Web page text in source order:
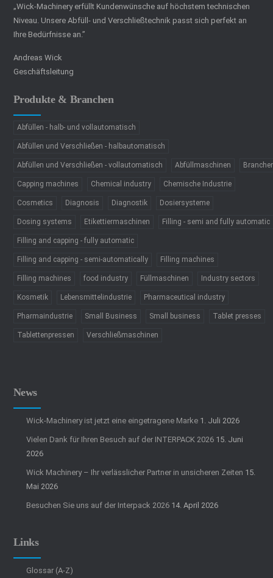
„Wick-Machinery erfüllt Kundenwünsche auf höchstem technischen
Niveau. Unsere Abfüll- und Verschließtechnik passt sich perfekt an
Ihre Bedürfnisse an.”
Andreas Wick
Geschäftsleitung
Produkte & Branchen
Abfüllen - halb- und vollautomatisch
Abfüllen und Verschließen - halbautomatisch
Abfüllen und Verschließen - vollautomatisch Abfüllmaschinen
Capping machines Chemical industry Chemische Industrie
Cosmetics Diagnosis Diagnostik Dosiersysteme
Dosing systems Etikettiermaschinen Filling - semi and fully automatic
Filling and capping - fully automatic
Filling and capping - semi-automatically Filling machines
Filling machines food industry Füllmaschinen Industry sectors
Kosmetik Lebensmittelindustrie Pharmaceutical industry
Pharmaindustrie Small Business Small business Tablet presses
Tablettenpressen Verschließmaschinen
News
Wick-Machinery ist jetzt eine eingetragene Marke 1. Juli 2026
Vielen Dank für Ihren Besuch auf der INTERPACK 2026 15. Juni
2026
Wick Machinery – Ihr verlässlicher Partner in unsicheren Zeiten 15.
Mai 2026
Besuchen Sie uns auf der Interpack 2026 14. April 2026
Links
Glossar (A-Z)